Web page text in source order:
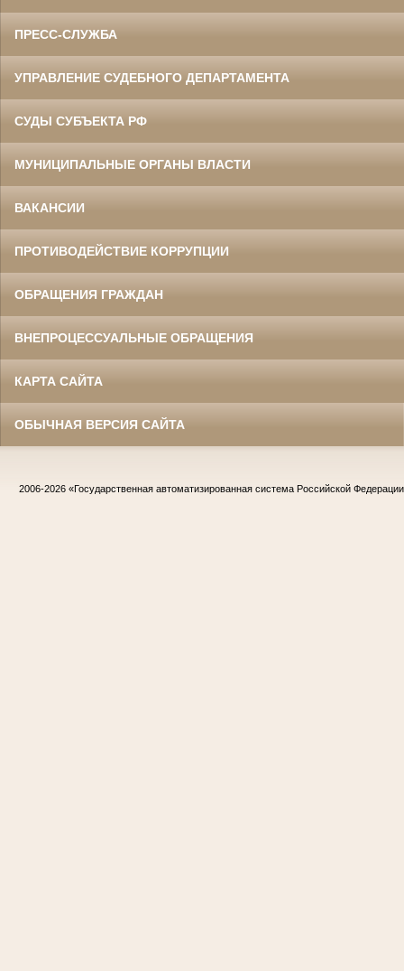
ПРЕСС-СЛУЖБА
УПРАВЛЕНИЕ СУДЕБНОГО ДЕПАРТАМЕНТА
СУДЫ СУБЪЕКТА РФ
МУНИЦИПАЛЬНЫЕ ОРГАНЫ ВЛАСТИ
ВАКАНСИИ
ПРОТИВОДЕЙСТВИЕ КОРРУПЦИИ
ОБРАЩЕНИЯ ГРАЖДАН
ВНЕПРОЦЕССУАЛЬНЫЕ ОБРАЩЕНИЯ
КАРТА САЙТА
ОБЫЧНАЯ ВЕРСИЯ САЙТА
2006-2026 «Государственная автоматизированная система Российской